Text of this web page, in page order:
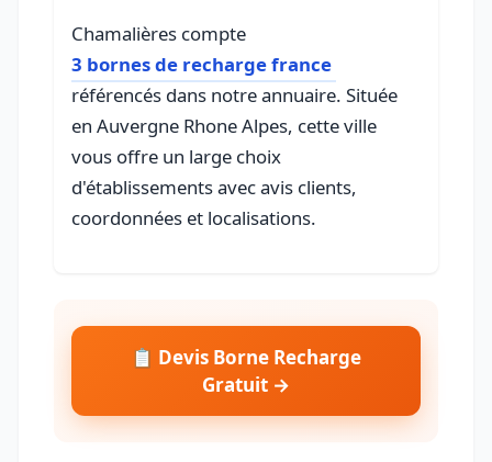
Chamalières compte
3 bornes de recharge france
référencés dans notre annuaire. Située
en Auvergne Rhone Alpes, cette ville
vous offre un large choix
d'établissements avec avis clients,
coordonnées et localisations.
📋 Devis Borne Recharge
Gratuit →